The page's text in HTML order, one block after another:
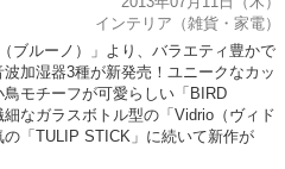
インテリア（雑貨・家電）
ブルーノ）」より、バラエティ豊かで
加湿器3種が新発売！ユニークなカッ
モチーフが可愛らしい「BIRD
なガラスボトル型の「Vidrio（ヴィド
「TULIP STICK」に続いて新作が